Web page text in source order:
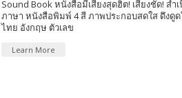
Sound Book หนังสือมีเสียงสุดฮิต! เสียงชัด! สำเ
ภาษา หนังสือพิมพ์ 4 สี ภาพประกอบสดใส ดึงดูด
ไทย อังกฤษ ตัวเลข
Learn More